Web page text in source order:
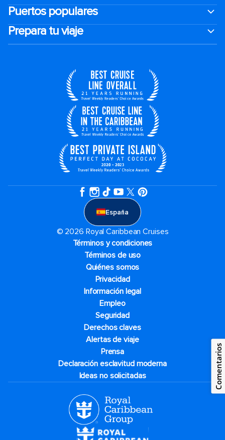
Puertos populares
Prepara tu viaje
España
© 2026 Royal Caribbean Cruises
Términos y condiciones
Términos de uso
Quiénes somos
Privacidad
Información legal
Empleo
Seguridad
Derechos claves
Alertas de viaje
Prensa
Declaración esclavitud moderna
Ideas no solicitadas
Comentarios